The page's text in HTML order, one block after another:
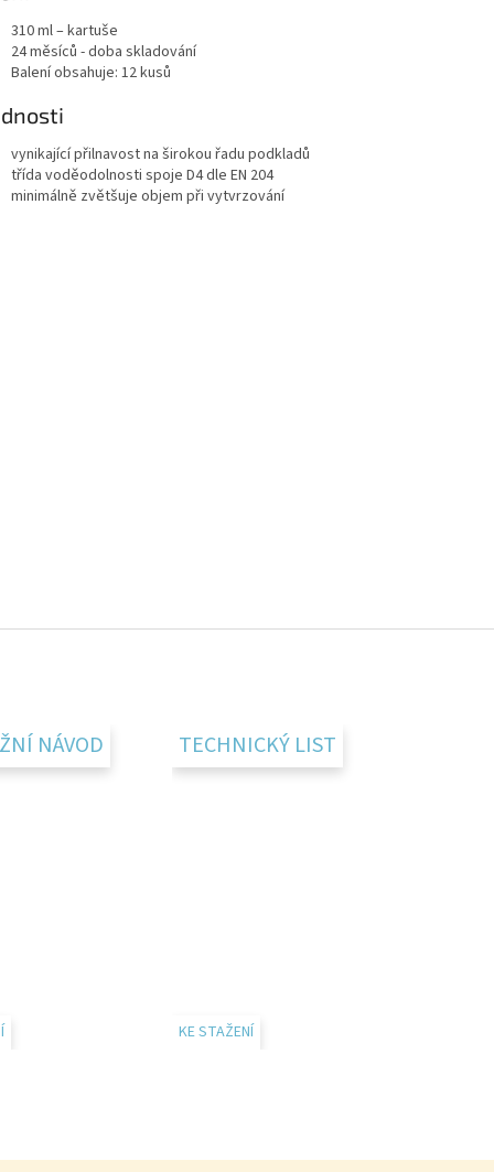
310 ml – kartuše
24 měsíců - doba skladování
Balení obsahuje: 12 kusů
vynikající přilnavost na širokou řadu podkladů
třída voděodolnosti spoje D4 dle EN 204
minimálně zvětšuje objem při vytvrzování
NÁVOD TECHNICKÝ LIST
KE STAŽENÍ